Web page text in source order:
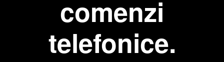
comenzi
telefonice.